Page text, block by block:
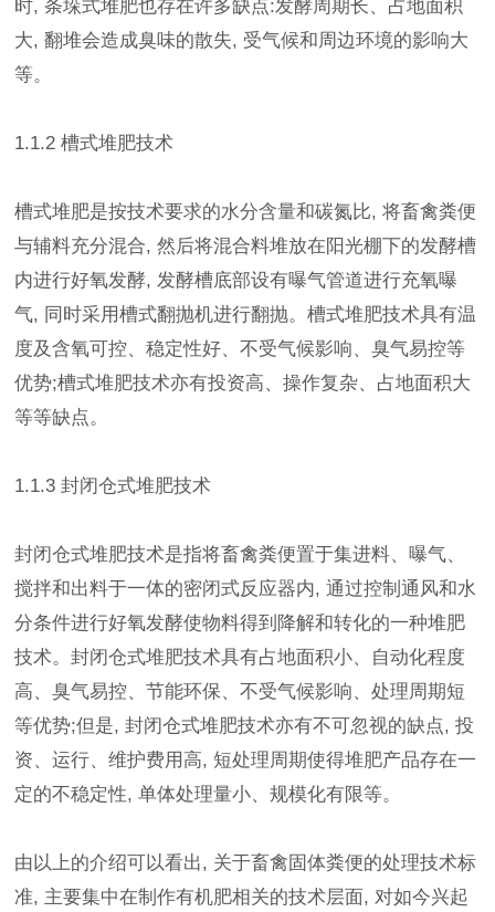
时, 条垛式堆肥也存在许多缺点:发酵周期长、占地面积
大, 翻堆会造成臭味的散失, 受气候和周边环境的影响大
等。
1.1.2 槽式堆肥技术
槽式堆肥是按技术要求的水分含量和碳氮比, 将畜禽粪便
与辅料充分混合, 然后将混合料堆放在阳光棚下的发酵槽
内进行好氧发酵, 发酵槽底部设有曝气管道进行充氧曝
气, 同时采用槽式翻抛机进行翻抛。槽式堆肥技术具有温
度及含氧可控、稳定性好、不受气候影响、臭气易控等
优势;槽式堆肥技术亦有投资高、操作复杂、占地面积大
等等缺点。
1.1.3 封闭仓式堆肥技术
封闭仓式堆肥技术是指将畜禽粪便置于集进料、曝气、
搅拌和出料于一体的密闭式反应器内, 通过控制通风和水
分条件进行好氧发酵使物料得到降解和转化的一种堆肥
技术。封闭仓式堆肥技术具有占地面积小、自动化程度
高、臭气易控、节能环保、不受气候影响、处理周期短
等优势;但是, 封闭仓式堆肥技术亦有不可忽视的缺点, 投
资、运行、维护费用高, 短处理周期使得堆肥产品存在一
定的不稳定性, 单体处理量小、规模化有限等。
由以上的介绍可以看出, 关于畜禽固体粪便的处理技术标
准, 主要集中在制作有机肥相关的技术层面, 对如今兴起